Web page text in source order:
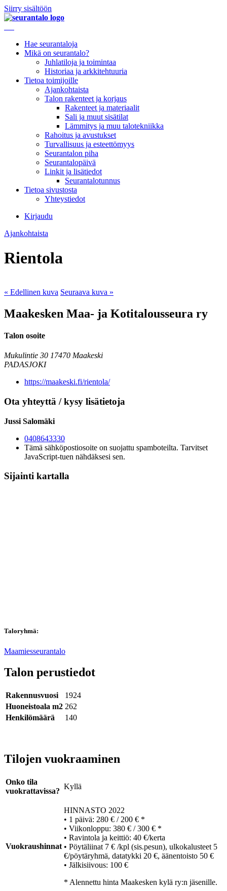
Siirry sisältöön
Hae seurantaloja
Mikä on seurantalo?
Juhlatiloja ja toimintaa
Historiaa ja arkkitehtuuria
Tietoa toimijoille
Ajankohtaista
Talon rakenteet ja korjaus
Rakenteet ja materiaalit
Sali ja muut sisätilat
Lämmitys ja muu talotekniikka
Rahoitus ja avustukset
Turvallisuus ja esteettömyys
Seurantalon piha
Seurantalopäivä
Linkit ja lisätiedot
Seurantalotunnus
Tietoa sivustosta
Yhteystiedot
Kirjaudu
Ajankohtaista
Rientola
« Edellinen kuva Seuraava kuva »
Maakesken Maa- ja Kotitalousseura ry
Talon osoite
Mukulintie 30 17470 Maakeski
PADASJOKI
https://maakeski.fi/rientola/
Ota yhteyttä / kysy lisätietoja
Jussi Salomäki
0408643330
Tämä sähköpostiosoite on suojattu spamboteilta. Tarvitset
JavaScript-tuen nähdäksesi sen.
Sijainti kartalla
Taloryhmä:
Maamiesseurantalo
Talon perustiedot
Rakennusvuosi
1924
Huoneistoala m2 262
Henkilömäärä
140
Tilojen vuokraaminen
Onko tila
vuokrattavissa?
Kyllä
Vuokraushinnat
HINNASTO 2022
• 1 päivä: 280 € / 200 € *
• Viikonloppu: 380 € / 300 € *
• Ravintola ja keittiö: 40 €/kerta
• Pöytäliinat 7 € /kpl (sis.pesun), ulkokalusteet 5
€/pöytäryhmä, datatykki 20 €, äänentoisto 50 €
• Jälkisiivous: 100 €
* Alennettu hinta Maakesken kylä ry:n jäsenille.